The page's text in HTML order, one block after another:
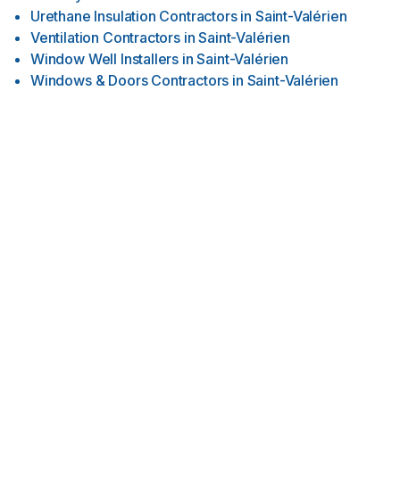
Urethane Insulation Contractors in Saint-Valérien
Ventilation Contractors in Saint-Valérien
Window Well Installers in Saint-Valérien
Windows & Doors Contractors in Saint-Valérien